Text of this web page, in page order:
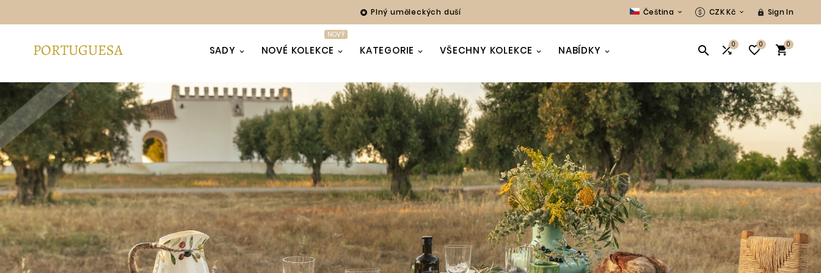
 Plný uměleckých duší Čeština  CZK Kč   Sign In
SADY NOVÉ KOLEKCE
NOVÝ
KATEGORIE VŠECHNY KOLEKCE NABÍDKY  0 0 0